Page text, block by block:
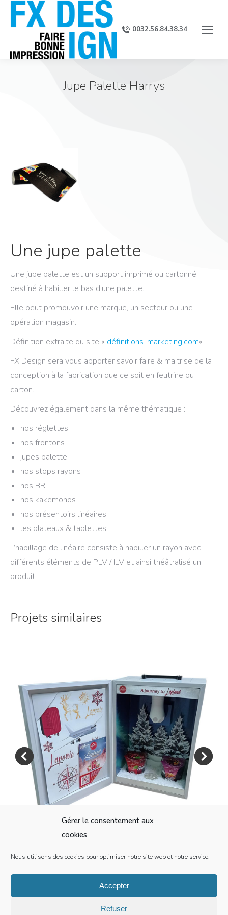
Gérer le consentement aux
cookies
Nous utilisons des cookies pour optimiser notre site web et notre service.
Accepter
Refuser
0032.56.84.38.34
Jupe Palette Harrys
Une jupe palette
Une jupe palette est un support imprimé ou cartonné
destiné à habiller le bas d’une palette.
Elle peut promouvoir une marque, un secteur ou une
opération magasin.
Définition extraite du site « définitions-marketing.com«
FX Design sera vous apporter savoir faire & maitrise de la
conception à la fabrication que ce soit en feutrine ou
carton.
Découvrez également dans la même thématique :
nos réglettes
nos frontons
jupes palette
nos stops rayons
nos BRI
nos kakemonos
nos présentoirs linéaires
les plateaux & tablettes…
L’habillage de linéaire consiste à habiller un rayon avec
différents éléments de PLV / ILV et ainsi théâtralisé un
produit.
Projets similaires